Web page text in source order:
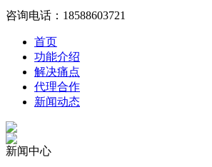
咨询电话： 18588603721
首页
功能介绍
解决痛点
代理合作
新闻动态
新闻中心